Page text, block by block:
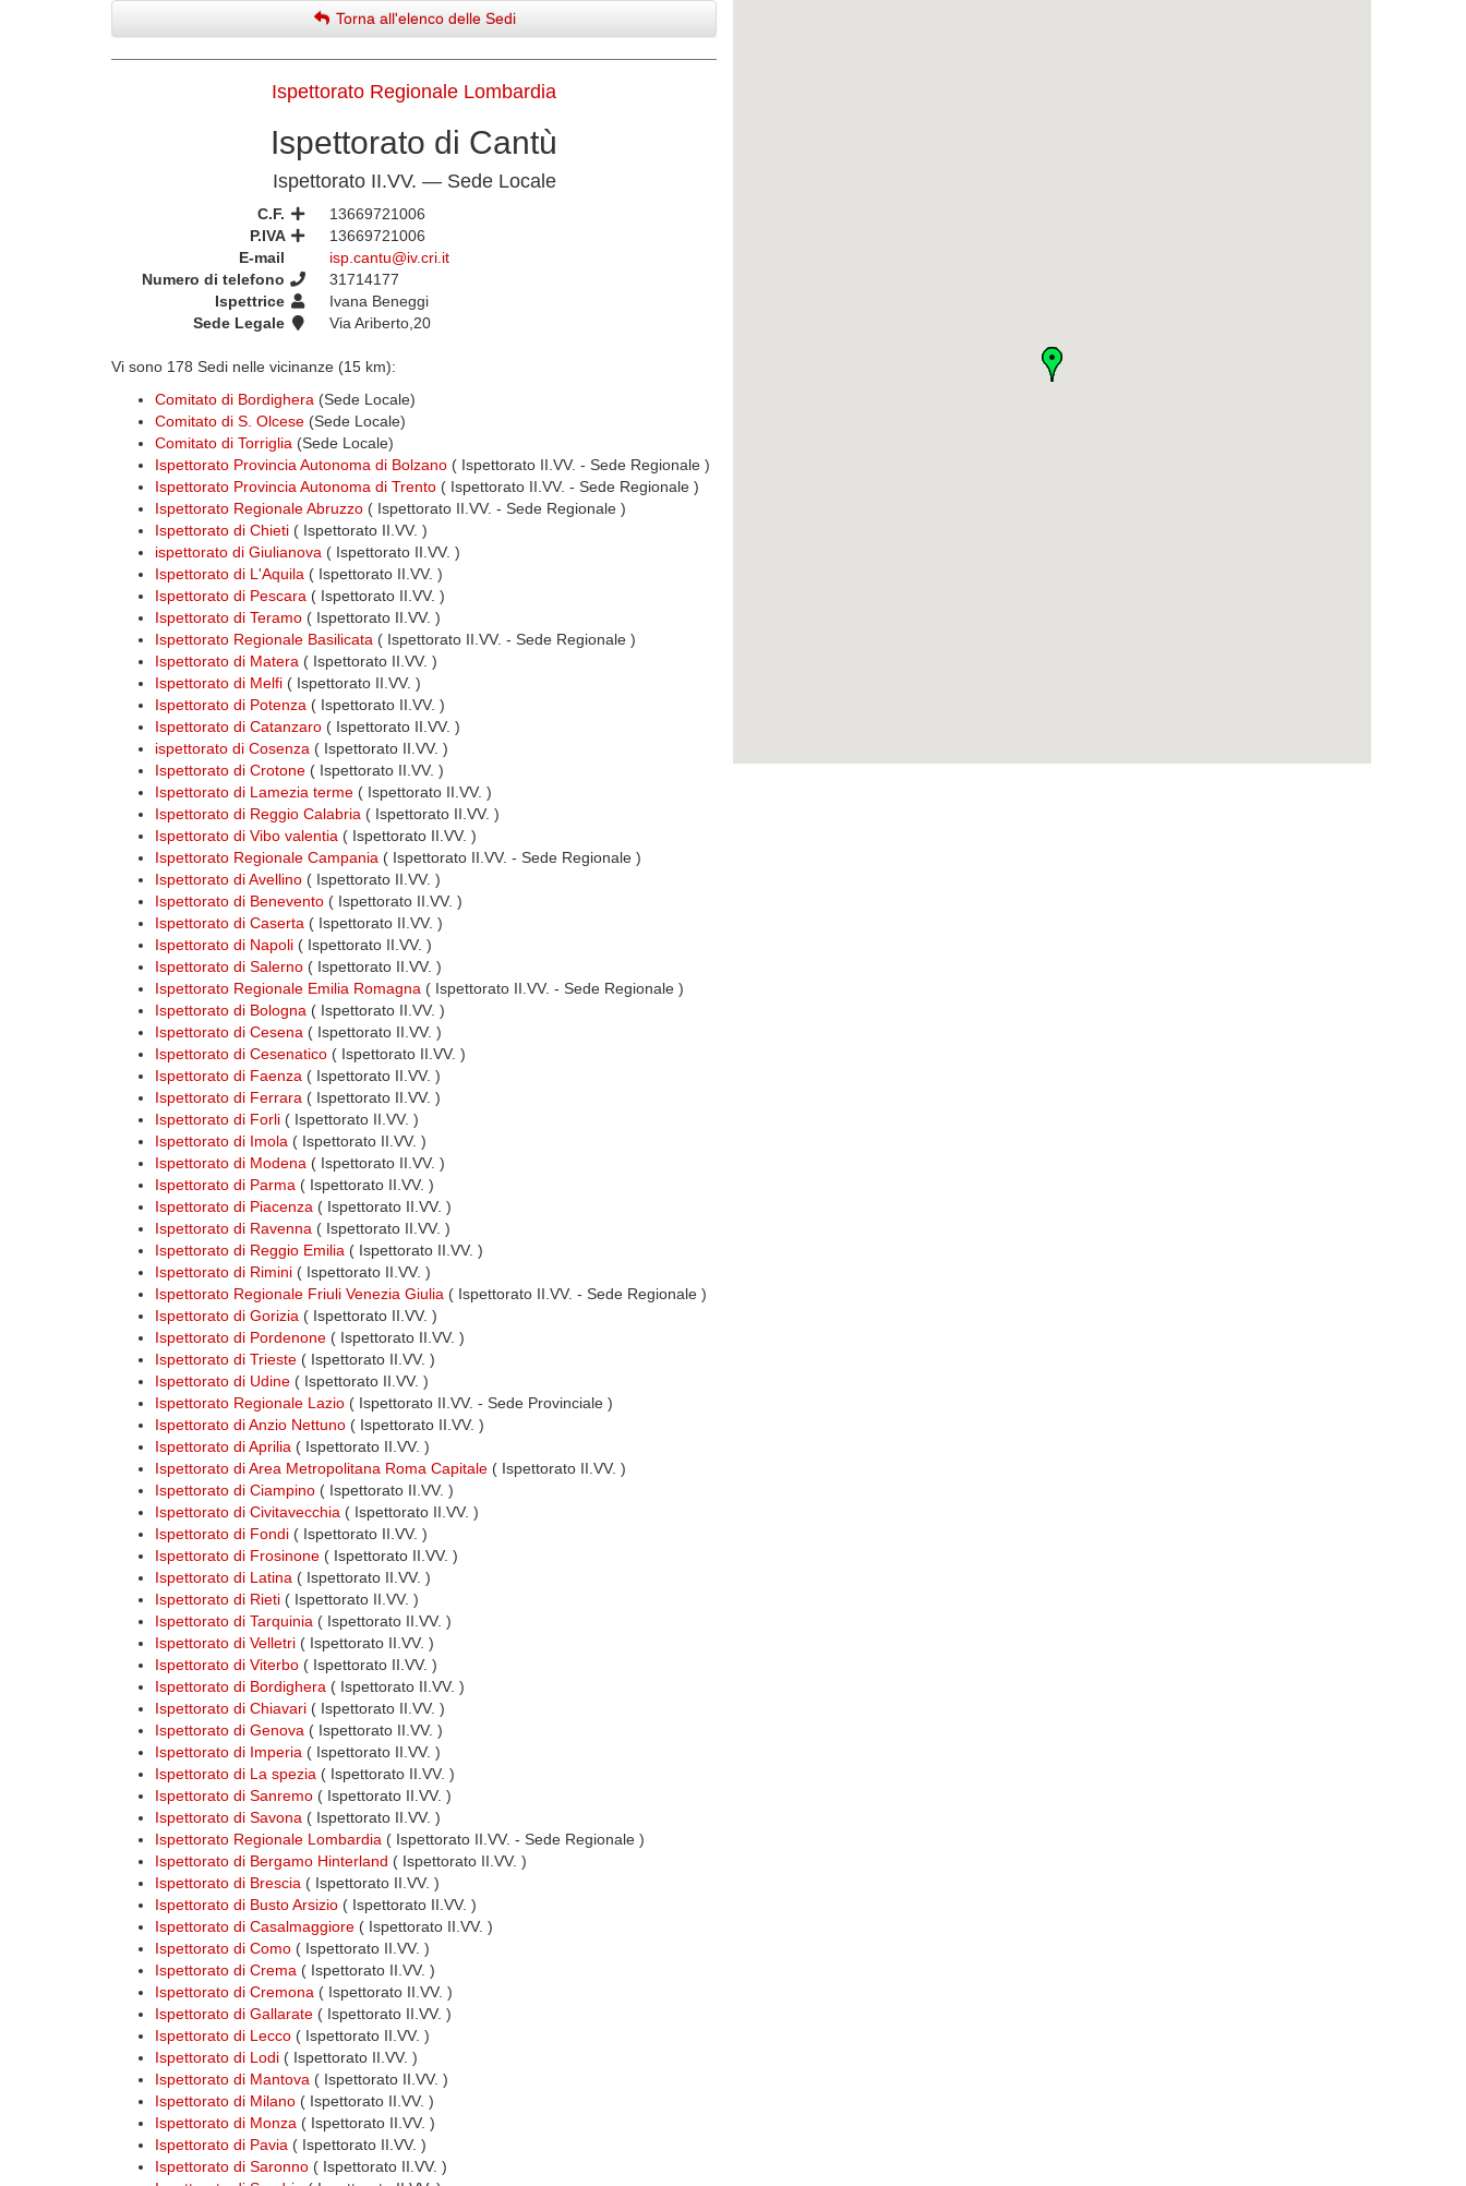
Torna all'elenco delle Sedi
Ispettorato Regionale Lombardia
Ispettorato di Cantù
Ispettorato II.VV. — Sede Locale
C.F.
13669721006
P.IVA
13669721006
E-mail
isp.cantu@iv.cri.it
Numero di telefono
31714177
Ispettrice
Ivana Beneggi
Sede Legale
Via Ariberto,20
Vi sono 178 Sedi nelle vicinanze (15 km):
Comitato di Bordighera (Sede Locale)
Comitato di S. Olcese (Sede Locale)
Comitato di Torriglia (Sede Locale)
Ispettorato Provincia Autonoma di Bolzano ( Ispettorato II.VV. - Sede Regionale )
Ispettorato Provincia Autonoma di Trento ( Ispettorato II.VV. - Sede Regionale )
Ispettorato Regionale Abruzzo ( Ispettorato II.VV. - Sede Regionale )
Ispettorato di Chieti ( Ispettorato II.VV. )
ispettorato di Giulianova ( Ispettorato II.VV. )
Ispettorato di L'Aquila ( Ispettorato II.VV. )
Ispettorato di Pescara ( Ispettorato II.VV. )
Ispettorato di Teramo ( Ispettorato II.VV. )
Ispettorato Regionale Basilicata ( Ispettorato II.VV. - Sede Regionale )
Ispettorato di Matera ( Ispettorato II.VV. )
Ispettorato di Melfi ( Ispettorato II.VV. )
Ispettorato di Potenza ( Ispettorato II.VV. )
Ispettorato di Catanzaro ( Ispettorato II.VV. )
ispettorato di Cosenza ( Ispettorato II.VV. )
Ispettorato di Crotone ( Ispettorato II.VV. )
Ispettorato di Lamezia terme ( Ispettorato II.VV. )
Ispettorato di Reggio Calabria ( Ispettorato II.VV. )
Ispettorato di Vibo valentia ( Ispettorato II.VV. )
Ispettorato Regionale Campania ( Ispettorato II.VV. - Sede Regionale )
Ispettorato di Avellino ( Ispettorato II.VV. )
Ispettorato di Benevento ( Ispettorato II.VV. )
Ispettorato di Caserta ( Ispettorato II.VV. )
Ispettorato di Napoli ( Ispettorato II.VV. )
Ispettorato di Salerno ( Ispettorato II.VV. )
Ispettorato Regionale Emilia Romagna ( Ispettorato II.VV. - Sede Regionale )
Ispettorato di Bologna ( Ispettorato II.VV. )
Ispettorato di Cesena ( Ispettorato II.VV. )
Ispettorato di Cesenatico ( Ispettorato II.VV. )
Ispettorato di Faenza ( Ispettorato II.VV. )
Ispettorato di Ferrara ( Ispettorato II.VV. )
Ispettorato di Forli ( Ispettorato II.VV. )
Ispettorato di Imola ( Ispettorato II.VV. )
Ispettorato di Modena ( Ispettorato II.VV. )
Ispettorato di Parma ( Ispettorato II.VV. )
Ispettorato di Piacenza ( Ispettorato II.VV. )
Ispettorato di Ravenna ( Ispettorato II.VV. )
Ispettorato di Reggio Emilia ( Ispettorato II.VV. )
Ispettorato di Rimini ( Ispettorato II.VV. )
Ispettorato Regionale Friuli Venezia Giulia ( Ispettorato II.VV. - Sede Regionale )
Ispettorato di Gorizia ( Ispettorato II.VV. )
Ispettorato di Pordenone ( Ispettorato II.VV. )
Ispettorato di Trieste ( Ispettorato II.VV. )
Ispettorato di Udine ( Ispettorato II.VV. )
Ispettorato Regionale Lazio ( Ispettorato II.VV. - Sede Provinciale )
Ispettorato di Anzio Nettuno ( Ispettorato II.VV. )
Ispettorato di Aprilia ( Ispettorato II.VV. )
Ispettorato di Area Metropolitana Roma Capitale ( Ispettorato II.VV. )
Ispettorato di Ciampino ( Ispettorato II.VV. )
Ispettorato di Civitavecchia ( Ispettorato II.VV. )
Ispettorato di Fondi ( Ispettorato II.VV. )
Ispettorato di Frosinone ( Ispettorato II.VV. )
Ispettorato di Latina ( Ispettorato II.VV. )
Ispettorato di Rieti ( Ispettorato II.VV. )
Ispettorato di Tarquinia ( Ispettorato II.VV. )
Ispettorato di Velletri ( Ispettorato II.VV. )
Ispettorato di Viterbo ( Ispettorato II.VV. )
Ispettorato di Bordighera ( Ispettorato II.VV. )
Ispettorato di Chiavari ( Ispettorato II.VV. )
Ispettorato di Genova ( Ispettorato II.VV. )
Ispettorato di Imperia ( Ispettorato II.VV. )
Ispettorato di La spezia ( Ispettorato II.VV. )
Ispettorato di Sanremo ( Ispettorato II.VV. )
Ispettorato di Savona ( Ispettorato II.VV. )
Ispettorato Regionale Lombardia ( Ispettorato II.VV. - Sede Regionale )
Ispettorato di Bergamo Hinterland ( Ispettorato II.VV. )
Ispettorato di Brescia ( Ispettorato II.VV. )
Ispettorato di Busto Arsizio ( Ispettorato II.VV. )
Ispettorato di Casalmaggiore ( Ispettorato II.VV. )
Ispettorato di Como ( Ispettorato II.VV. )
Ispettorato di Crema ( Ispettorato II.VV. )
Ispettorato di Cremona ( Ispettorato II.VV. )
Ispettorato di Gallarate ( Ispettorato II.VV. )
Ispettorato di Lecco ( Ispettorato II.VV. )
Ispettorato di Lodi ( Ispettorato II.VV. )
Ispettorato di Mantova ( Ispettorato II.VV. )
Ispettorato di Milano ( Ispettorato II.VV. )
Ispettorato di Monza ( Ispettorato II.VV. )
Ispettorato di Pavia ( Ispettorato II.VV. )
Ispettorato di Saronno ( Ispettorato II.VV. )